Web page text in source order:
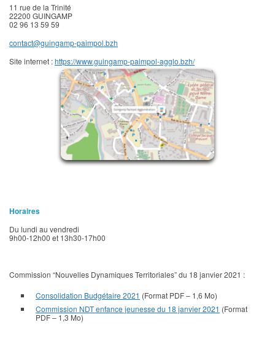
11 rue de la Trinité
22200 GUINGAMP
02 96 13 59 59
contact@guingamp-paimpol.bzh
Site internet :https://www.guingamp-paimpol-agglo.bzh/
Horaires
Du lundi au vendredi
9h00-12h00 et 13h30-17h00
Commission “Nouvelles Dynamiques Territoriales” du 18 janvier 2021 :
Consolidation Budgétaire 2021 (Format PDF – 1,6 Mo)
Commission NDT enfance jeunesse du 18 janvier 2021 (Format
PDF – 1,3 Mo)